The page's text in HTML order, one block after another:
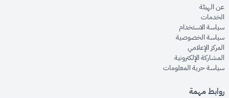
عن الهيئةopens in new window
الخدماتopens in new window
سياسة الاستخدام
سياسة الخصوصيةopens in new window
المركز الإعلاميopens in new window
المشاركة الإلكترونيةopens in new window
سياسة حرية المعلوماتopens in new window
روابط مهمة